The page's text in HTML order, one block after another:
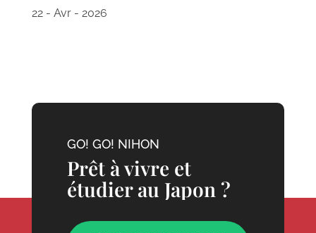
22 - Avr - 2026
GO! GO! NIHON
Prêt à vivre et
étudier au Japon ?